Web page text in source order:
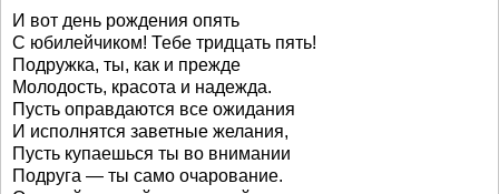
И вот день рождения опять
С юбилейчиком! Тебе тридцать пять!
Подружка, ты, как и прежде
Молодость, красота и надежда.
Пусть оправдаются все ожидания
И исполнятся заветные желания,
Пусть купаешься ты во внимании
Подруга — ты само очарование.